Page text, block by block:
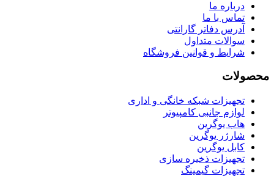
درباره ما
تماس با ما
آدرس دفاتر گارانتی
سوالات متداول
شرایط و قوانین فروشگاه
محصولات
تجهیزات شبکه خانگی و اداری
لوازم جانبی کامپیوتر
هاب یوگرین
شارژر یوگرین
کابل یوگرین
تجهیزات ذخیره سازی
تجهیزات گیمینگ